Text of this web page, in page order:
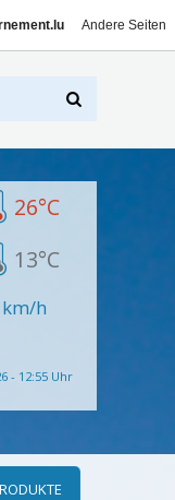
Andere Seiten
26°C
13°C
km/h
- 12:55 Uhr